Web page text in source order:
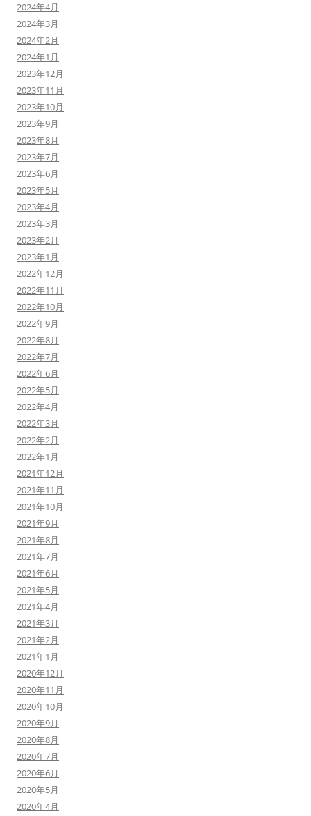
2024年4月
2024年3月
2024年2月
2024年1月
2023年12月
2023年11月
2023年10月
2023年9月
2023年8月
2023年7月
2023年6月
2023年5月
2023年4月
2023年3月
2023年2月
2023年1月
2022年12月
2022年11月
2022年10月
2022年9月
2022年8月
2022年7月
2022年6月
2022年5月
2022年4月
2022年3月
2022年2月
2022年1月
2021年12月
2021年11月
2021年10月
2021年9月
2021年8月
2021年7月
2021年6月
2021年5月
2021年4月
2021年3月
2021年2月
2021年1月
2020年12月
2020年11月
2020年10月
2020年9月
2020年8月
2020年7月
2020年6月
2020年5月
2020年4月